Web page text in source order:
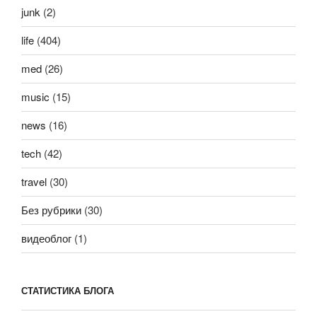
junk (2)
life (404)
med (26)
music (15)
news (16)
tech (42)
travel (30)
Без рубрики (30)
видеоблог (1)
СТАТИСТИКА БЛОГА